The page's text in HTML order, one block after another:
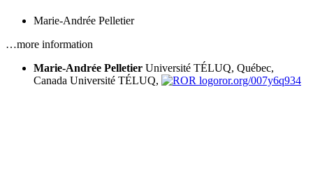
Marie-Andrée Pelletier
…more information
Marie-Andrée Pelletier Université TÉLUQ, Québec,
Canada Université TÉLUQ, ror.org/007y6q934